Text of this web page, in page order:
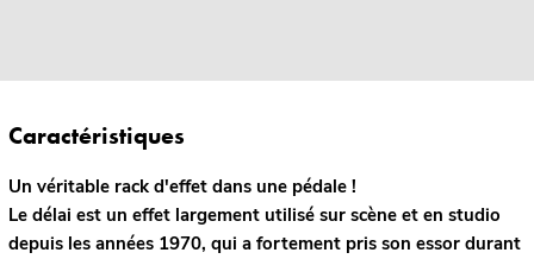
Caractéristiques
Un véritable rack d'effet dans une pédale !
Le délai est un effet largement utilisé sur scène et en studio
depuis les années 1970, qui a fortement pris son essor durant